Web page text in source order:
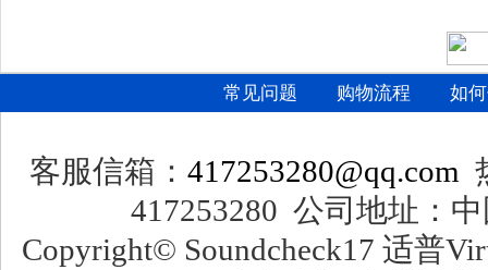
常见问题 购物流程 如
客服信箱： 417253280@qq.com
417253280 公司地址：
Copyright© Soundcheck17 适普